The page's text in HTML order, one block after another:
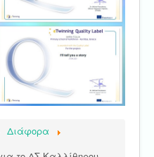
Διάφορα